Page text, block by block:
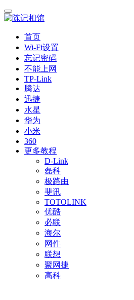
首页
Wi-Fi设置
忘记密码
不能上网
TP-Link
腾达
迅捷
水星
华为
小米
360
更多教程
D-Link
磊科
极路由
斐讯
TOTOLINK
优酷
必联
海尔
网件
联想
聚网捷
高科